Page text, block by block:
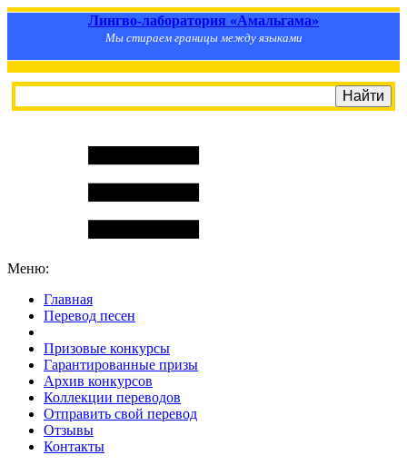
Лингво-лаборатория «Амальгама»
Мы стираем границы между языками
Меню:
Главная
Перевод песен
Призовые конкурсы
Гарантированные призы
Архив конкурсов
Коллекции переводов
Отправить свой перевод
Отзывы
Контакты